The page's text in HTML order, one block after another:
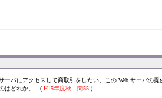
ーバにアクセスして商取引をしたい。この Web サーバの
はどれか。 ( H15年度秋 問55 )